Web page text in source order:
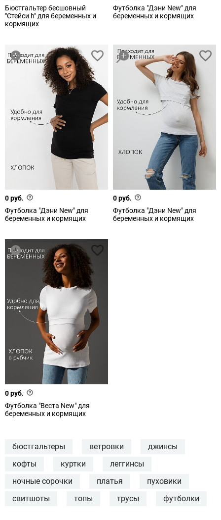
Бюстгальтер бесшовный
"Стейси h" для беременных и
кормящих
Футболка "Дэни New" для
беременных и кормящих
0 руб.
Футболка "Дэни New" для
беременных и кормящих
0 руб.
Футболка "Дэни New" для
беременных и кормящих
0 руб.
Футболка "Веста New" для
беременных и кормящих
бюстгальтеры ветровки
джинсы
кофты
куртки
леггинсы
ночные сорочки
платья
пуховики
свитшоты
топы трусы футболки